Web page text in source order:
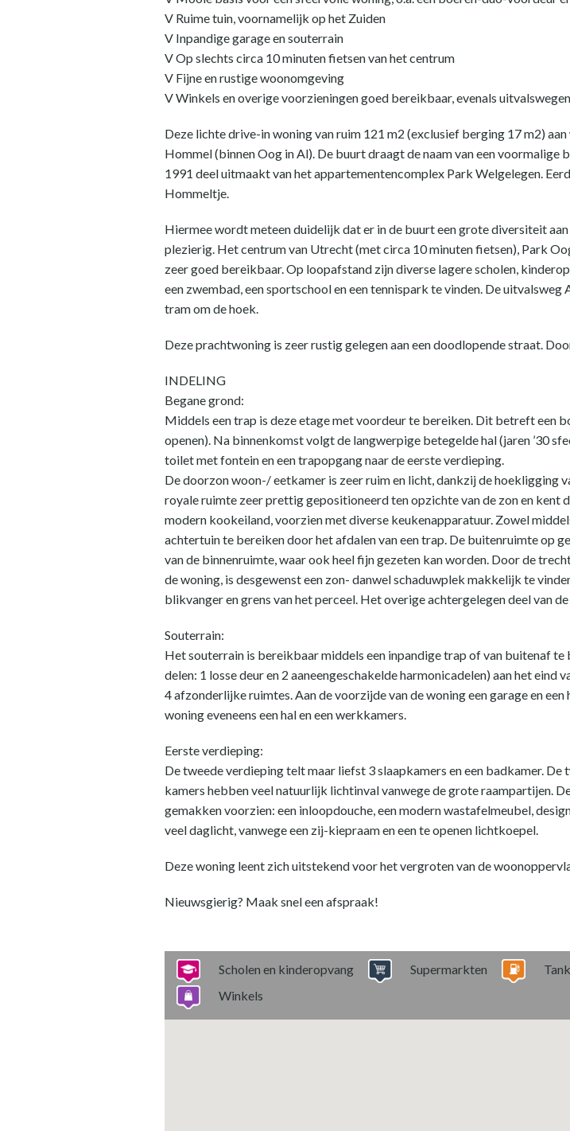
V Ruime tuin, voornamelijk op het Zuiden
V Inpandige garage en souterrain
V Op slechts circa 10 minuten fietsen van het centrum
V Fijne en rustige woonomgeving
V Winkels en overige voorzieningen goed bereikbaar, evenals uitvalswegen
Deze lichte drive-in woning van ruim 121 m2 (exclusief berging 17 m2)
Hommel (binnen Oog in Al). De buurt draagt de naam van een voormalige
1991 deel uitmaakt van het appartementencomplex Park Welgelegen.
Hommeltje.
Hiermee wordt meteen duidelijk dat er in de buurt een grote diversiteit
plezierig. Het centrum van Utrecht (met circa 10 minuten fietsen), Park
zeer goed bereikbaar. Op loopafstand zijn diverse lagere scholen,
een zwembad, een sportschool en een tennispark te vinden. De
tram om de hoek.
Deze prachtwoning is zeer rustig gelegen aan een doodlopende straat.
INDELING
Begane grond:
Middels een trap is deze etage met voordeur te bereiken. Dit betreft een
openen). Na binnenkomst volgt de langwerpige betegelde hal (jaren ’30
toilet met fontein en een trapopgang naar de eerste verdieping.
De doorzon woon-/ eetkamer is zeer ruim en licht, dankzij de hoekligging
royale ruimte zeer prettig gepositioneerd ten opzichte van de zon en
modern kookeiland, voorzien met diverse keukenapparatuur. Zowel
achtertuin te bereiken door het afdalen van een trap. De buitenruimte op
van de binnenruimte, waar ook heel fijn gezeten kan worden. Door de
de woning, is desgewenst een zon- danwel schaduwplek makkelijk te
blikvanger en grens van het perceel. Het overige achtergelegen deel van
Souterrain:
Het souterrain is bereikbaar middels een inpandige trap of van buitenaf
delen: 1 losse deur en 2 aaneengeschakelde harmonicadelen) aan het
4 afzonderlijke ruimtes. Aan de voorzijde van de woning een garage en
woning eveneens een hal en een werkkamers.
Eerste verdieping:
De tweede verdieping telt maar liefst 3 slaapkamers en een badkamer.
kamers hebben veel natuurlijk lichtinval vanwege de grote raampartijen.
gemakken voorzien: een inloopdouche, een modern wastafelmeubel,
veel daglicht, vanwege een zij-kiepraam en een te openen lichtkoepel.
Deze woning leent zich uitstekend voor het vergroten van de
Nieuwsgierig? Maak snel een afspraak!
Scholen en kinderopvang Supermarkten
Winkels